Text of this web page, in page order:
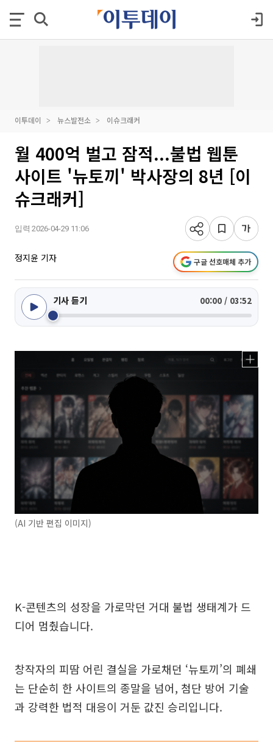
이투데이 뉴스발전소 이슈크래커
월 400억 벌고 잠적...불법 웹툰
사이트 '뉴토끼' 박사장의 8년 [이
슈크래커]
입력 2026-04-29 11:06
정지윤 기자 구글 선호매체 추가
기사 듣기 00:00 / 03:52
(AI 기반 편집 이미지)
K-콘텐츠의 성장을 가로막던 거대 불법 생태계가 드
디어 멈췄습니다.
창작자의 피땀 어린 결실을 가로채던 ‘뉴토끼’의 폐쇄
는 단순히 한 사이트의 종말을 넘어, 첨단 방어 기술
과 강력한 법적 대응이 거둔 값진 승리입니다.